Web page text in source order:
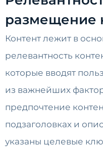
размещение
Контент лежит в
релевантность
которые вводят
из важнейших
предпочтение
подзаголовках и
указаны целевые